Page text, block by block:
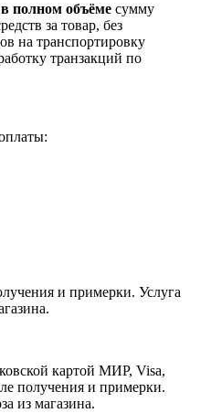
в полном объёме сумму
за товар, без
на транспортировку
транзакций по
и примерки. Услуга
картой МИР, Visa,
получения и примерки.
из магазина.